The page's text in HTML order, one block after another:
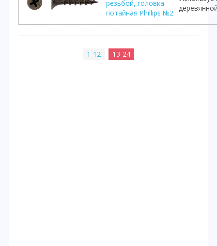
резьбой, головка
потайная Phillips №2
1-12 13-24